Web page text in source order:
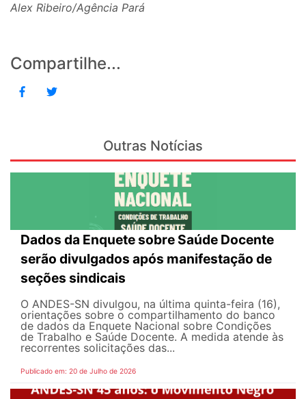
Alex Ribeiro/Agência Pará
Compartilhe...
Outras Notícias
Dados da Enquete sobre Saúde Docente
serão divulgados após manifestação de
seções sindicais
O ANDES-SN divulgou, na última quinta-feira (16),
orientações sobre o compartilhamento do banco
de dados da Enquete Nacional sobre Condições
de Trabalho e Saúde Docente. A medida atende às
recorrentes solicitações das...
Publicado em: 20 de Julho de 2026